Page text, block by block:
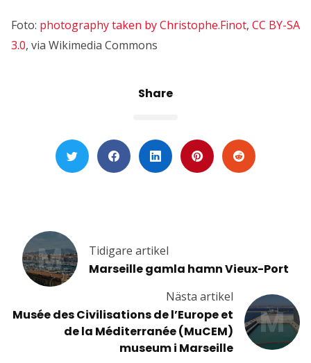
Foto: photography taken by Christophe.Finot, CC BY-SA
3.0, via Wikimedia Commons
Share
M Tidigare artikel
Marseille gamla hamn Vieux-Port
M
Nästa artikel
Musée des Civilisations de l’Europe et
de la Méditerranée (MuCEM)
museum i Marseille